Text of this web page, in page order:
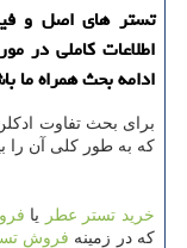
تستر های اصل و
اطلاعات كاملی در
ادامه بحث همراه ما
برای بحث تفاوت
كه به طور كلی آن را
خرید تستر عطر یا
که در زمینه فروش